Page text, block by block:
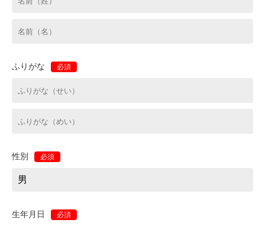
ふりがな 必須
性別 必須
生年月日 必須